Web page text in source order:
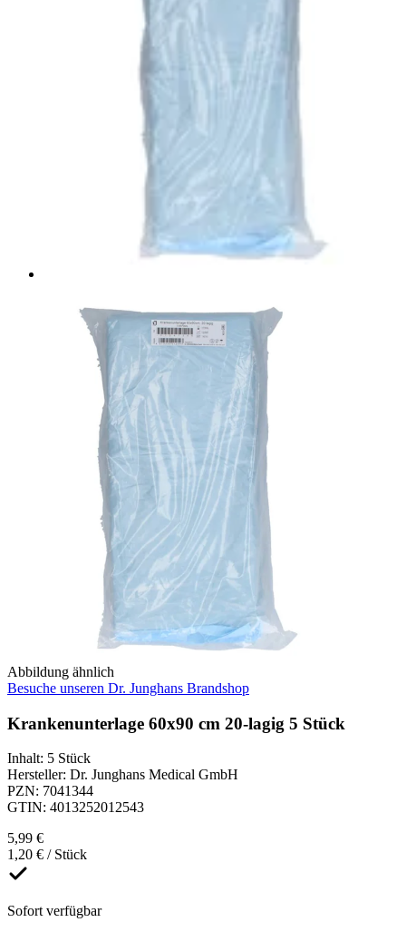
Abbildung ähnlich
Besuche unseren Dr. Junghans Brandshop
Krankenunterlage 60x90 cm 20-lagig 5 Stück
Inhalt: 5 Stück
Hersteller: Dr. Junghans Medical GmbH
PZN: 7041344
GTIN: 4013252012543
5,99 €
1,20 € / Stück
Sofort verfügbar